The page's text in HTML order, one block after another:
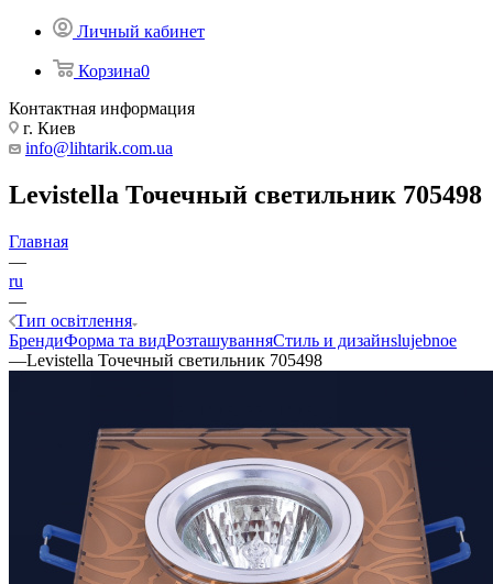
Личный кабинет
Корзина0
Контактная информация
г. Киев
info@lihtarik.com.ua
Levistella Точечный светильник 705498
Главная
—
ru
—
Тип освітлення
БрендиФорма та видРозташуванняСтиль и дизайнslujebnoe
—Levistella Точечный светильник 705498